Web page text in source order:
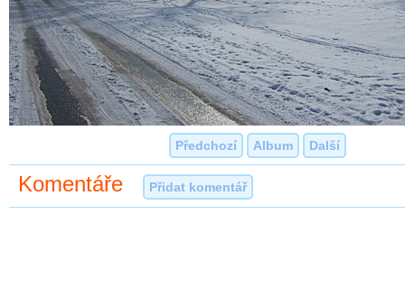
Předchozí Album Další
Komentáře Přidat komentář